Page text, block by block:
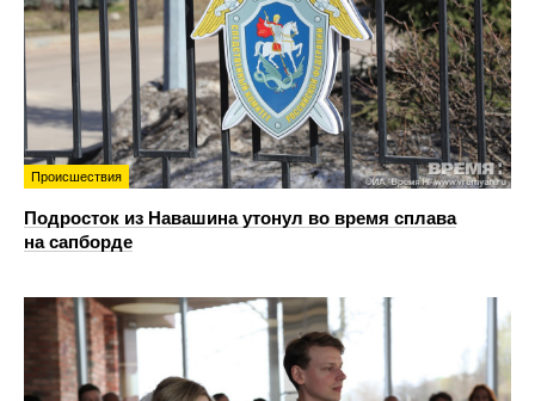
Происшествия
Подросток из Навашина утонул во время сплава
на сапборде